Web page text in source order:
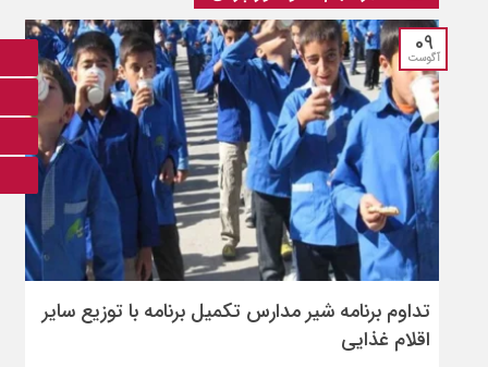
09
آگوست
تداوم برنامه شیر مدارس تکمیل برنامه با توزیع سایر
اقلام غذایی